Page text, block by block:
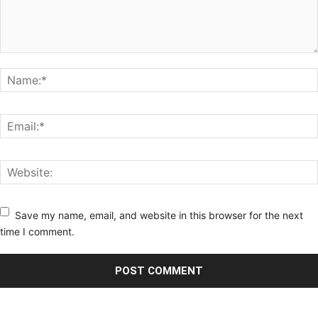
Save my name, email, and website in this browser for the next
time I comment.